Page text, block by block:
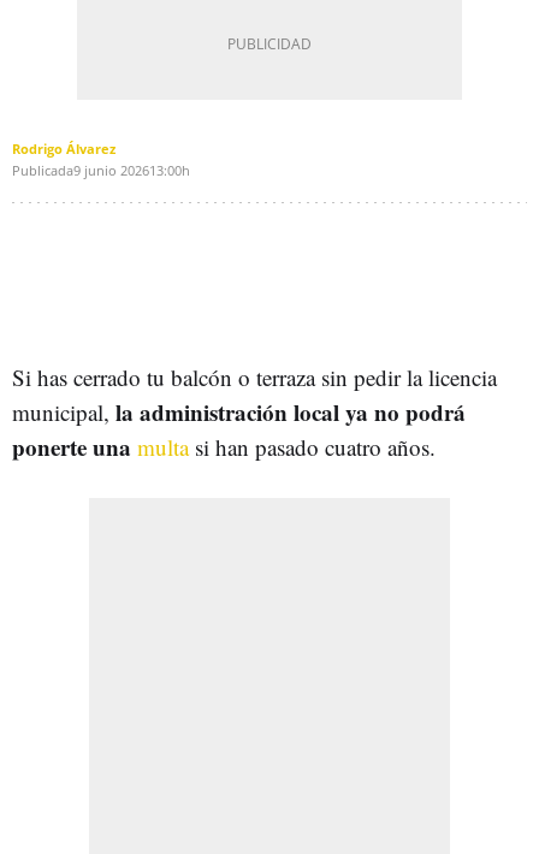
Rodrigo Álvarez
Publicada9 junio 202613:00h
Si has cerrado tu balcón o terraza sin pedir la licencia
municipal, la administración local ya no podrá
ponerte una multasi han pasado cuatro años.